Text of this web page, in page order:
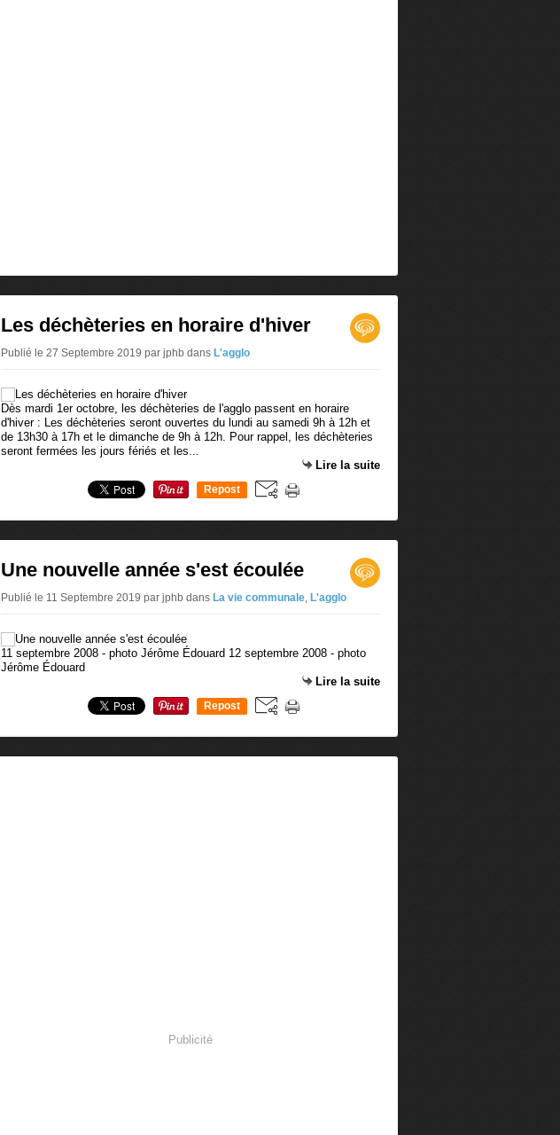
Les déchèteries en horaire d'hiver
Publié le 27 Septembre 2019 par jphb dans L'agglo
Dès mardi 1er octobre, les déchèteries de l'agglo passent en horaire
d'hiver : Les déchèteries seront ouvertes du lundi au samedi 9h à 12h et
de 13h30 à 17h et le dimanche de 9h à 12h. Pour rappel, les déchèteries
seront fermées les jours fériés et les...
Lire la suite
Repost
Une nouvelle année s'est écoulée
Publié le 11 Septembre 2019 par jphb dans La vie communale, L'agglo
11 septembre 2008 - photo Jérôme Édouard 12 septembre 2008 - photo
Jérôme Édouard
Lire la suite
Repost
Publicité